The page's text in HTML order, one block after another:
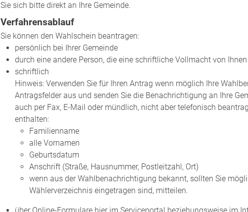
Sie sich bitte direkt an Ihre Gemeinde.
Verfahrensablauf
Sie können den Wahlschein beantragen:
persönlich bei Ihrer Gemeinde
durch eine andere Person, die eine schriftliche Vollmacht von
schriftlich
Hinweis:Verwenden Sie für Ihren Antrag wenn möglich Ihre
Antragsfelder aus und senden Sie die Benachrichtigung an Ihre
auch per Fax, E-Mail oder mündlich, nicht aber telefonisch
enthalten:
Familienname
alle Vornamen
Geburtsdatum
Anschrift (Straße, Hausnummer, Postleitzahl, Ort)
wenn aus der Wahlbenachrichtigung bekannt, sollten Sie
Wählerverzeichnis eingetragen sind, mitteilen.